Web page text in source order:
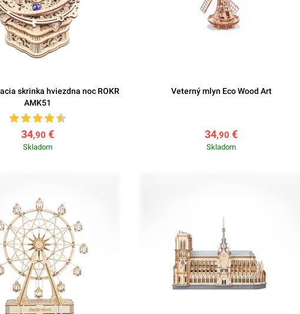
skrinka hviezdna noc ROKR
AMK51
34,90 €
Skladom
Veterný mlyn Eco Wood Art
34,90 €
Skladom